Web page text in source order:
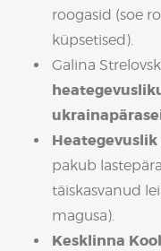
roogasid (soe
küpsetised).
Galina
pakub
täiskasvanud
magusa).
Kesklinna Kool